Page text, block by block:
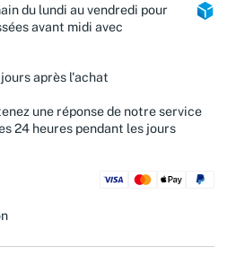
du lundi au vendredi pour
avant midi avec
après l'achat
une réponse de notre service
24 heures pendant les jours